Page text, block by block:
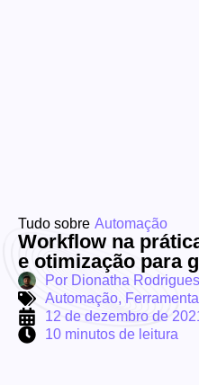
Tudo sobre Automação
Workflow na
e otimização para
Por Dionatha Rodrigues
Automação,
12 de dezembro de
10 minutos de leitura